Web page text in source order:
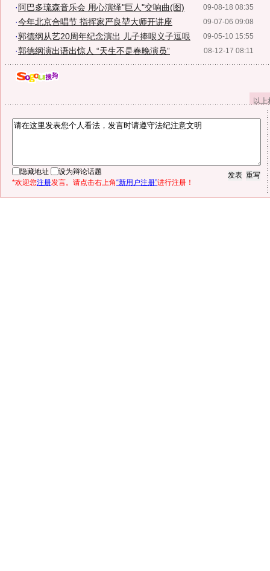
09-08-18 08:35
· 阿巴多琉森音乐会 用心演绎"巨人"交响曲(图)
09-07-06 09:08
·今年北京合唱节 指挥家严良堃大师开讲座
09-05-10 15:55
·郭德纲从艺20周年纪念演出 儿子捧哏义子逗哏
08-12-17 08:11
·郭德纲演出语出惊人 “天生不是春晚演员”
以
隐藏地址
设为辩论话题
*欢迎您注册发言。请点击右上角“新用户注册”进行注册！